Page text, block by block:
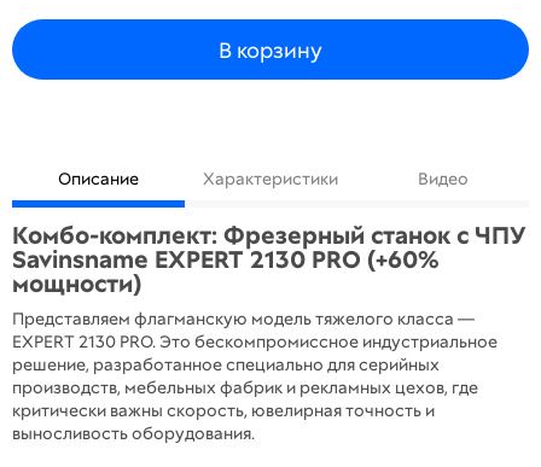
В корзину
Описание Характеристики Видео
Комбо-комплект: Фрезерный станок с ЧПУ
Savinsname EXPERT 2130 PRO (+60%
мощности)
Представляем флагманскую модель тяжелого класса —
EXPERT 2130 PRO. Это бескомпромиссное индустриальное
решение, разработанное специально для серийных
производств, мебельных фабрик и рекламных цехов, где
критически важны скорость, ювелирная точность и
выносливость оборудования.